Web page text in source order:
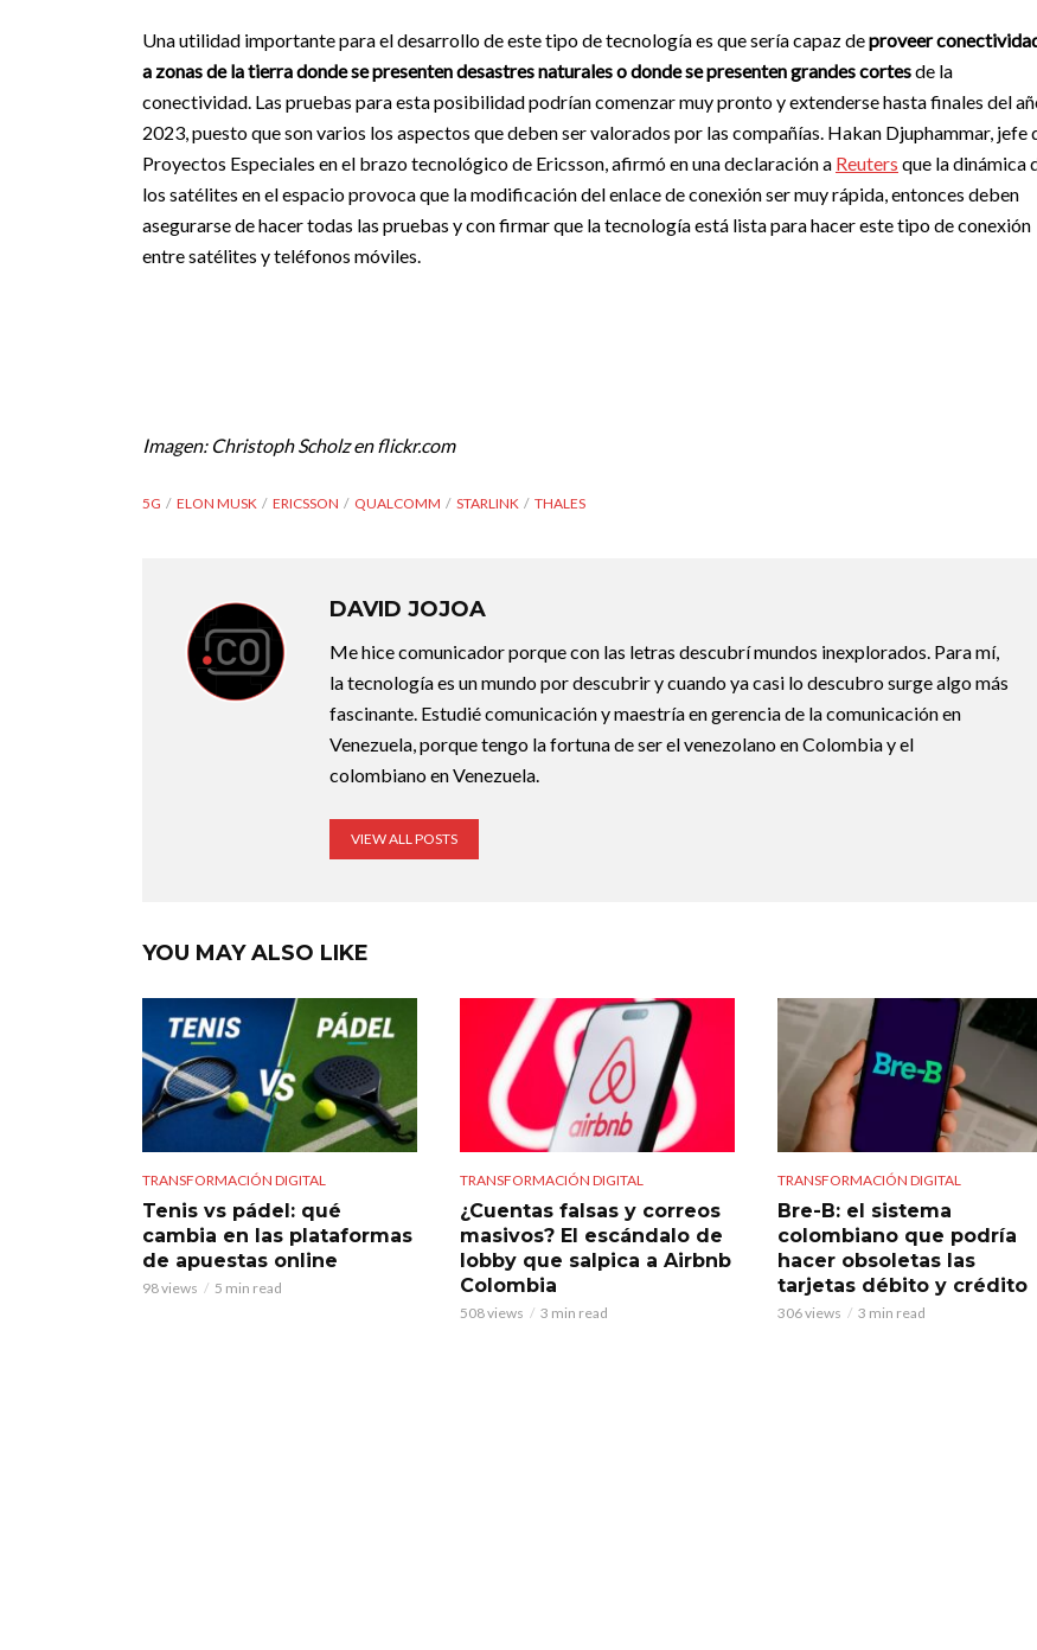
Una utilidad importante para el desarrollo de este tipo de tecnología es que sería capaz deproveer
a zonas de la tierra donde se presenten desastres naturales o donde se presenten grandes cortesde la
conectividad. Las pruebas para esta posibilidad podrían comenzar muy pronto y extenderse hasta finales del
2023, puesto que son varios los aspectos que deben ser valorados por las compañías. Hakan Djuphammar, jefe
Proyectos Especiales en el brazo tecnológico de Ericsson, afirmó en una declaración a Reuters que la dinámica
los satélites en el espacio provoca que la modificación del enlace de conexión ser muy rápida, entonces deben
asegurarse de hacer todas las pruebas y con firmar que la tecnología está lista para hacer este tipo de conexión
entre satélites y teléfonos móviles.
Imagen: Christoph Scholz en flickr.com
5G ELON MUSK ERICSSON QUALCOMM STARLINK THALES
DAVID JOJOA
Me hice comunicador porque con las letras descubrí mundos inexplorados. Para mí,
la tecnología es un mundo por descubrir y cuando ya casi lo descubro surge algo más
fascinante. Estudié comunicación y maestría en gerencia de la comunicación en
Venezuela, porque tengo la fortuna de ser el venezolano en Colombia y el
colombiano en Venezuela.
VIEW ALL POSTS
YOU MAY ALSO LIKE
TRANSFORMACIÓN DIGITAL
Tenis vs pádel: qué
cambia en las plataformas
de apuestas online
98 views 5 min read
TRANSFORMACIÓN DIGITAL
¿Cuentas falsas y correos
masivos? El escándalo de
lobby que salpica a Airbnb
Colombia
508 views 3 min read
TRANSFORMACIÓN DIGITAL
Bre-B: el sistema
colombiano que podría
hacer obsoletas las
tarjetas débito y crédito
306 views 3 min read